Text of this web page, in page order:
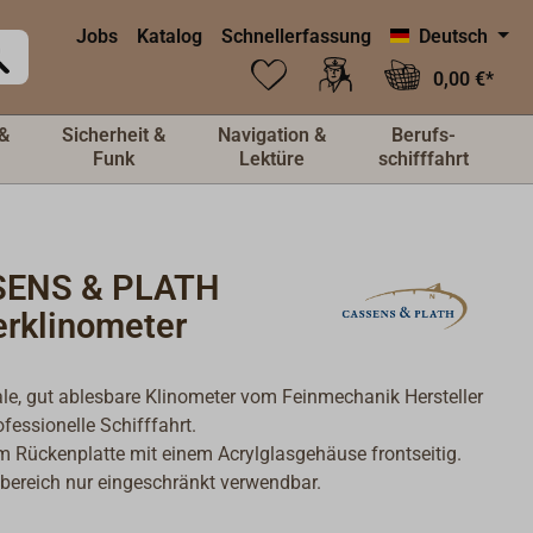
Jobs Katalog Schnellerfassung
Deutsch
0,00 €*
Sicherheit &
Funk
Navigation &
Lektüre
Berufs-
schifffahrt
& PLATH
gut ablesbare Klinometer vom Feinmechanik Hersteller
Schifffahrt.
Rückenplatte mit einem Acrylglasgehäuse frontseitig.
nur eingeschränkt verwendbar.